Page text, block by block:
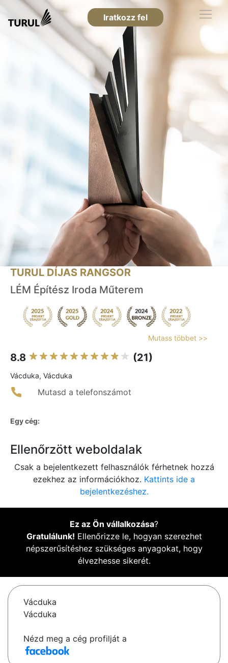
Iratkozz fel
TURUL DÍJAS RANGSOR
LÉM Építész Iroda Műterem
Mutass többet >>
8.8 (21)
Vácduka, Vácduka
Mutasd a telefonszámot
Egy cég:
Ellenőrzött weboldalak
Csak a bejelentkezett felhasználók férhetnek hozzá
ezekhez az információkhoz. Kattints ide a
bejelentkezéshez.
Ez az Ön vállalkozása?
Gratulálunk! Ellenőrizze le, hogyan szerezhet
népszerűsítéshez szükséges anyagokat, hogy
élvezhesse sikerét.
Vácduka
Vácduka
Nézd meg a cég profilját a